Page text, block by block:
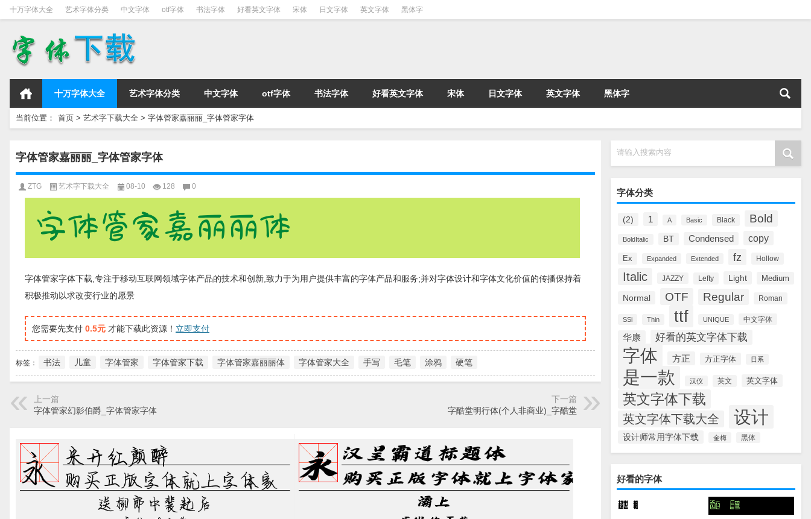
十万字体大全 艺术字体分类 中文字体 otf字体 书法字体 好看英文字体 宋体 日文字体 英文字体 黑体字
十万字体大全 艺术字体分类 中文字体 otf字体 书法字体 好看英文字体 宋体 日文字体 英文字体 黑体字
当前位置： 首页 > 艺术字下载大全 > 字体管家嘉丽丽_字体管家字体
请输入搜索内容
字体分类
(2) 1 A Basic Black Bold
BoldItalic BT Condensed copy
Ex Expanded Extended fz Hollow
Italic JAZZY Lefty Light Medium
Normal OTF Regular Roman
SSi Thin ttf UNIQUE 中文字体
华康 好看的英文字体下载
字体 方正 方正字体 日系
是一款 汉仪 英文 英文字体
英文字体下载
英文字体下载大全 设计
设计师常用字体下载 金梅 黑体
好看的字体
字体管家嘉丽丽_字体管家字体
ZTG 艺术字下载大全 08-10 128 0
字体管家字体下载,专注于移动互联网领域字体产品的技术和创新,致力于为用户提供丰富的字体产品和服务;并对字体设计和字体文化价值的传播保持着
积极推动以求改变行业的愿景
您需要先支付 0.5元 才能下载此资源！ 立即支付
标签： 书法 儿童 字体管家 字体管家下载 字体管家嘉丽丽体 字体管家大全 手写 毛笔 涂鸦 硬笔
上一篇
字体管家幻影伯爵_字体管家字体
下一篇
字酷堂明行体(个人非商业)_字酷堂